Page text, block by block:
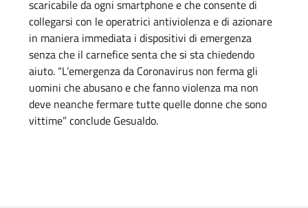
scaricabile da ogni smartphone e che consente di
collegarsi con le operatrici antiviolenza e di azionare
in maniera immediata i dispositivi di emergenza
senza che il carnefice senta che si sta chiedendo
aiuto. “L’emergenza da Coronavirus non ferma gli
uomini che abusano e che fanno violenza ma non
deve neanche fermare tutte quelle donne che sono
vittime” conclude Gesualdo.